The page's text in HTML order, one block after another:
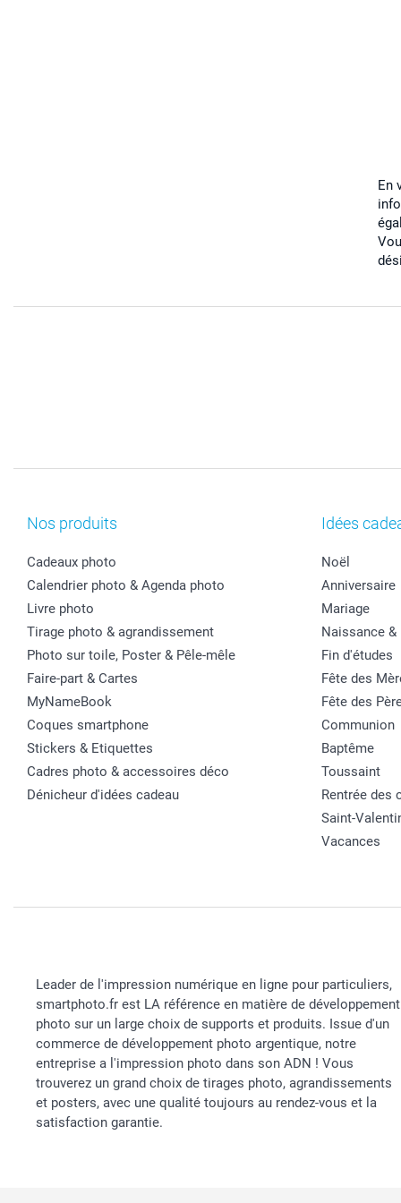
En
Nos produits
Cadeaux photo
Calendrier photo & Agenda photo
Livre photo
Tirage photo & agrandissement
Photo sur toile, Poster & Pêle-mêle
Faire-part & Cartes
MyNameBook
Coques smartphone
Stickers & Etiquettes
Cadres photo & accessoires déco
Dénicheur d'idées cadeau
Idées
Noël
Anniversaire
Mariage
Naissance &
Fin d'études
Fête des
Fête des
Communion
Baptême
Toussaint
Rentrée des
Saint-
Vacances
Leader de l'impression numérique en ligne pour particuliers,
smartphoto.fr est LA référence en matière de développement
photo sur un large choix de supports et produits. Issue d'un
commerce de développement photo argentique, notre
entreprise a l'impression photo dans son ADN ! Vous
trouverez un grand choix de tirages photo, agrandissements
et posters, avec une qualité toujours au rendez-vous et la
satisfaction garantie.